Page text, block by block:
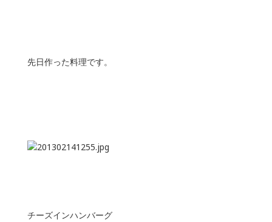
先日作った料理です。
チーズインハンバーグ